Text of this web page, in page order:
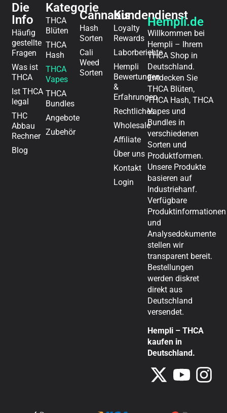
Die
Info
Häufig
gestellte
Fragen
Was ist
THCA
Ist THCA
legal
THC
Abbau
Rechner
Blog
Kategorie
THCA
Blüten
THCA
Hash
THCA
Vapes
THCA
Bundles
Angebote
Zubehör
Cannabis
Hash
Sorten
Cali
Weed
Sorten
Kundendienst
Loyalty
Rewards
Laborberichte
Hempli
Bewertungen
&
Erfahrungen
Rechtliches
Wholesale
Affiliate
Über uns
Kontakt
Login
Hempli.de
Willkommen bei
Hempli – Ihrem
THCA Shop in
Deutschland.
Entdecken Sie
THCA Blüten,
THCA Hash, THCA
Vapes und
Bundles in
verschiedenen
Sorten und
Produktformen.
Unsere Produkte
basieren auf
Industriehanf.
Verfügbare
Produktinformationen
und
Analysedokumente
stellen wir
transparent bereit.
Bestellungen
werden diskret
direkt aus
Deutschland
versendet.
Hempli – THCA
kaufen in
Deutschland.